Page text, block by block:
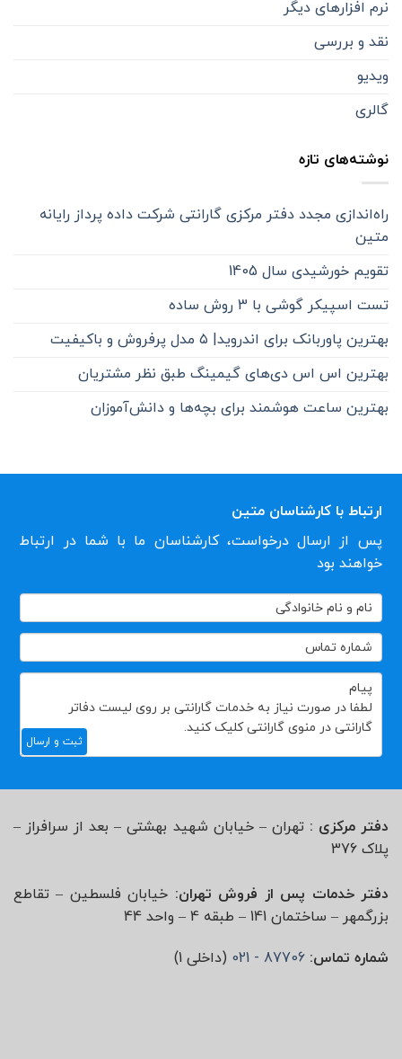
نرم افزارهای دیگر
نقد و بررسی
ویدیو
گالری
نوشته‌های تازه
راه‌اندازی مجدد دفتر مرکزی گارانتی شرکت داده پرداز رایانه
متین
تقویم خورشیدی سال 1405
تست اسپیکر گوشی با 3 روش ساده
بهترین پاوربانک برای اندروید| ۵ مدل پرفروش و باکیفیت
بهترین اس اس دی‌های گیمینگ طبق نظر مشتریان
بهترین ساعت هوشمند برای بچه‌ها و دانش‌آموزان
ارتباط با کارشناسان متین
پس از ارسال درخواست، کارشناسان ما با شما در ارتباط
خواهند بود
تماس
با
ثبت و ارسال
دفتر مرکزی : تهران – خیابان شهید بهشتی – بعد از سرافراز –
پلاک 376
دفتر خدمات پس از فروش تهران: خیابان فلسطین – تقاطع
بزرگمهر – ساختمان 141 – طبقه 4 – واحد 44
شماره تماس: 87706 - 021 (داخلی 1)